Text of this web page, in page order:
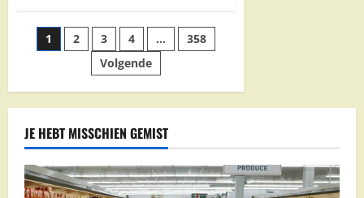
en
Hengelo:
acties,
aanbiedingen
en
Berichten
paginering
1 2 3 4 …
358
Volgende
JE HEBT MISSCHIEN GEMIST